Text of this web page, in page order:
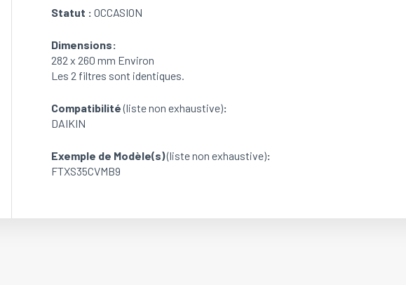
air
mural
DAIKIN
FTXS35CVMB9
Statut : OCCASION
Dimensions:
282 x 260 mm Environ
Les 2 filtres sont identiques.
Compatibilité(liste non exhaustive):
DAIKIN
Exemple de Modèle(s)(liste non exhaustive):
FTXS35CVMB9